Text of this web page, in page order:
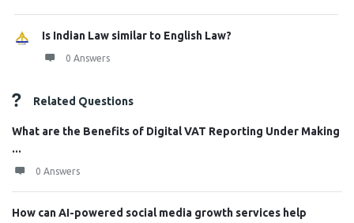
Is Indian Law similar to English Law?
0 Answers
Related Questions
What are the Benefits of Digital VAT Reporting Under Making
...
0 Answers
How can AI-powered social media growth services help